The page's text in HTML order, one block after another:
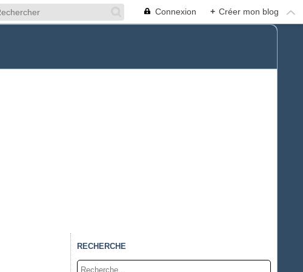
Connexion + Créer mon blog
RECHERCHE